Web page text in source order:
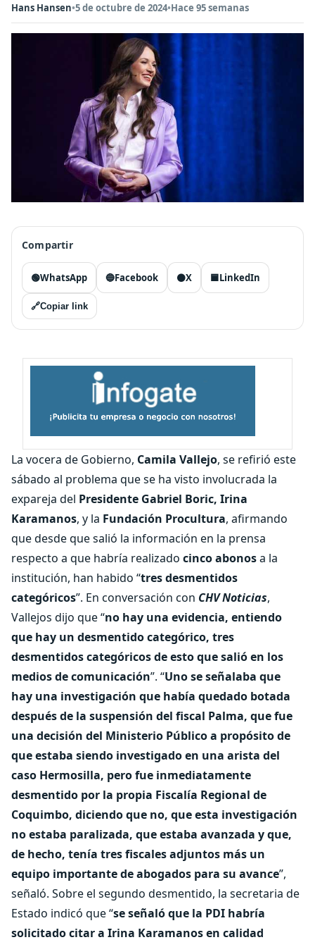
Hans Hansen•5 de octubre de 2024•Hace 95 semanas
Compartir
🟢WhatsApp 🔵Facebook ⚫X 🟦LinkedIn
🔗Copiar link
La vocera de Gobierno, Camila Vallejo, se refirió este
sábado al problema que se ha visto involucrada la
expareja del Presidente Gabriel Boric, Irina
Karamanos, y la Fundación Procultura, afirmando
que desde que salió la información en la prensa
respecto a que habría realizado cinco abonosa la
institución, han habido “tres desmentidos
categóricos”. En conversación con CHV Noticias,
Vallejos dijo que “no hay una evidencia, entiendo
que hay un desmentido categórico, tres
desmentidos categóricos de esto que salió en los
medios de comunicación”. “Uno se señalaba que
hay una investigación que había quedado botada
después de la suspensión del fiscal Palma, que fue
una decisión del Ministerio Público a propósito de
que estaba siendo investigado en una arista del
caso Hermosilla, pero fue inmediatamente
desmentido por la propia Fiscalía Regional de
Coquimbo, diciendo que no, que esta investigación
no estaba paralizada, que estaba avanzada y que,
de hecho, tenía tres fiscales adjuntos más un
equipo importante de abogados para su avance”,
señaló. Sobre el segundo desmentido, la secretaria de
Estado indicó que “se señaló que la PDI habría
solicitado citar a Irina Karamanos en calidad